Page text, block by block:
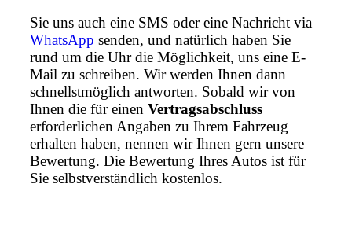
Sie uns auch eine SMS oder eine Nachricht via
WhatsApp senden, und natürlich haben Sie
rund um die Uhr die Möglichkeit, uns eine E-
Mail zu schreiben. Wir werden Ihnen dann
schnellstmöglich antworten. Sobald wir von
Ihnen die für einen Vertragsabschluss
erforderlichen Angaben zu Ihrem Fahrzeug
erhalten haben, nennen wir Ihnen gern unsere
Bewertung. Die Bewertung Ihres Autos ist für
Sie selbstverständlich kostenlos.